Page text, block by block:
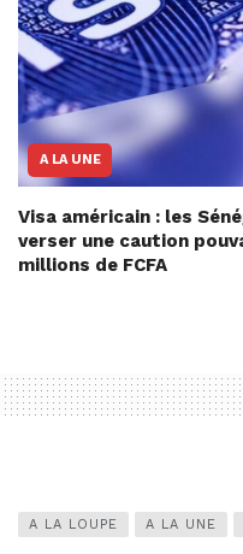
A LA UNE
Visa américain : les
verser une caution
millions de FCFA
A LA LOUPE A LA UNE